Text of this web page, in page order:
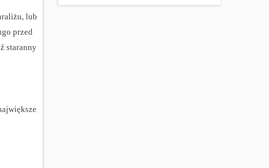
lub
przed
staranny